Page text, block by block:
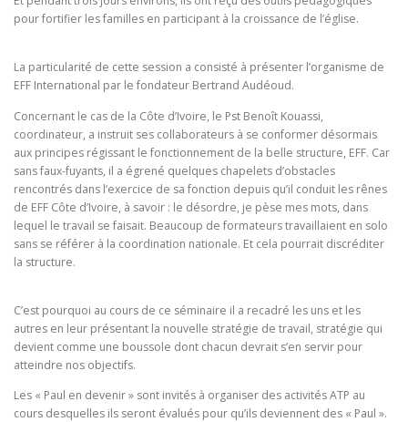
pour fortifier les familles en participant à la croissance de l’église.
La particularité de cette session a consisté à présenter l’organisme de
EFF International par le fondateur Bertrand Audéoud.
Concernant le cas de la Côte d’Ivoire, le Pst Benoît Kouassi,
coordinateur, a instruit ses collaborateurs à se conformer désormais
aux principes régissant le fonctionnement de la belle structure, EFF. Car
sans faux-fuyants, il a égrené quelques chapelets d’obstacles
rencontrés dans l’exercice de sa fonction depuis qu’il conduit les rênes
de EFF Côte d’Ivoire, à savoir : le désordre, je pèse mes mots, dans
lequel le travail se faisait. Beaucoup de formateurs travaillaient en solo
sans se référer à la coordination nationale. Et cela pourrait discréditer
la structure.
C’est pourquoi au cours de ce séminaire il a recadré les uns et les
autres en leur présentant la nouvelle stratégie de travail, stratégie qui
devient comme une boussole dont chacun devrait s’en servir pour
atteindre nos objectifs.
Les « Paul en devenir » sont invités à organiser des activités ATP au
cours desquelles ils seront évalués pour qu’ils deviennent des « Paul ».